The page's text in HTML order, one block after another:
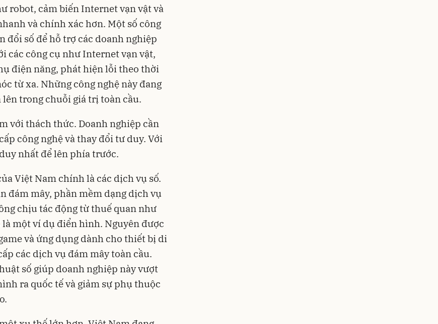
robot, cảm biến Internet vạn vật và
và chính xác hơn. Một số công
đổi số để hỗ trợ các doanh nghiệp
các công cụ như Internet vạn vật,
điện năng, phát hiện lỗi theo thời
từ xa. Những công nghệ này đang
trong chuỗi giá trị toàn cầu.
với thách thức. Doanh nghiệp cần
công nghệ và thay đổi tư duy. Với
nhất để lên phía trước.
Việt Nam chính là các dịch vụ số.
đám mây, phần mềm dạng dịch vụ
chịu tác động từ thuế quan như
là một ví dụ điển hình. Nguyên được
và ứng dụng dành cho thiết bị di
các dịch vụ đám mây toàn cầu.
số giúp doanh nghiệp này vượt
ra quốc tế và giảm sự phụ thuộc